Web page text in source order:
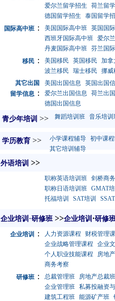
爱尔兰留学招生
荷兰留
德国留学招生
泰国留学
国际高中班 ： 美国国际高中班 英国国
西班牙国际高中班 爱尔
丹麦国际高中班 芬兰国
移民 ： 美国移民 英国移民 加拿
波兰移民
瑞士移民 挪威
其它出国
留学信息 ：
美国出国信息 英国出国
爱尔兰出国信息
荷兰出
德国出国信息
青少年培训 >> 舞蹈培训班 音乐培训
学历教育 >> 小学课程辅导 初中课
其它培训辅导
外语培训 >>
职称英语培训班 剑桥商
职称日语培训班 GMAT培
托福培训
SAT培训
企业培训·研修班 >>企业培训 ·研修
企业培训 ： 人力资源课程 财税管理
企业战略管理课程
企业
个人职业技能课程
房地
商务考察
研修班 ： 总裁管理班 房地产总裁班
企业管理班 私募投融资
建筑工程班 能源矿产班